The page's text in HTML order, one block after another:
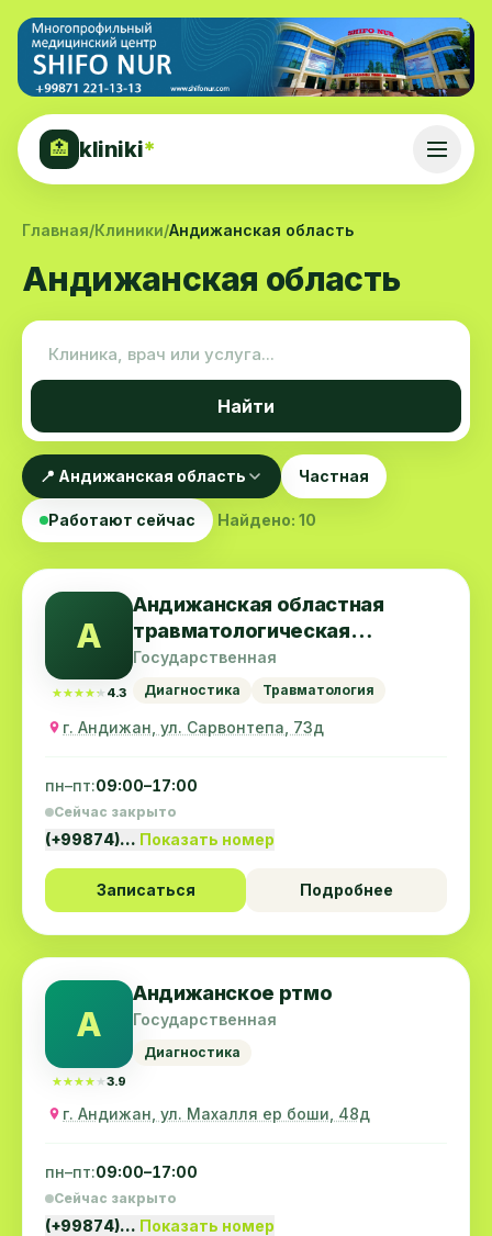
🏥 kliniki*
Главная/Клиники/Андижанская область
Андижанская область
Найти
📍 Андижанская область Частная
Работают сейчас Найдено: 10
А
★★★★★
★★★★★ 4.3
Андижанская областная
травматологическая
больница
Государственная
Диагностика Травматология
г. Андижан, ул. Сарвонтепа, 73д
пн–пт:09:00–17:00
Сейчас закрыто
(+99874)… Показать номер
Записаться Подробнее
А
★★★★★
★★★★★3.9
Андижанское ртмо
Государственная
Диагностика
г. Андижан, ул. Махалля ер боши, 48д
пн–пт:09:00–17:00
Сейчас закрыто
(+99874)… Показать номер